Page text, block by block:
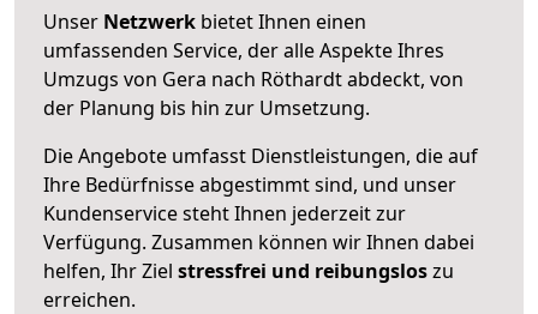
Unser Netzwerk bietet Ihnen einen
umfassenden Service, der alle Aspekte Ihres
Umzugs von Gera nach Röthardt abdeckt, von
der Planung bis hin zur Umsetzung.
Die Angebote umfasst Dienstleistungen, die auf
Ihre Bedürfnisse abgestimmt sind, und unser
Kundenservice steht Ihnen jederzeit zur
Verfügung. Zusammen können wir Ihnen dabei
helfen, Ihr Ziel stressfrei und reibungsloszu
erreichen.